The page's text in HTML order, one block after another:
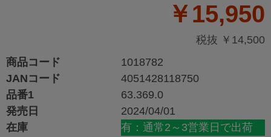
￥15,950
税抜 ￥14,500
商品コード
1018782
JANコード
4051428118750
品番1
63.369.0
発売日
2024/04/01
在庫
有：通常2～3営業日で出荷